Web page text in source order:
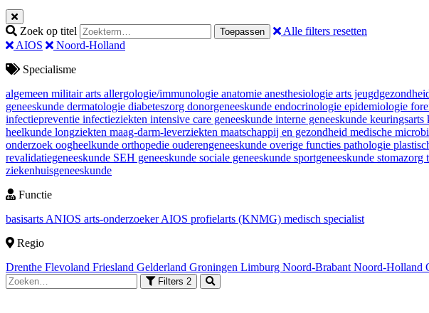
Zoek op titel Toepassen
Alle filters resetten
AIOS
Noord-Holland
Specialisme
algemeen militair arts allergologie/immunologie anatomie anesthesiologie arts
geneeskunde dermatologie diabeteszorg donorgeneeskunde endocrinologie epidemiologie
infectiepreventie infectieziekten intensive care geneeskunde interne geneeskunde keuringsarts
heelkunde longziekten maag-darm-leverziekten maatschappij en gezondheid medische
onderzoek oogheelkunde orthopedie ouderengeneeskunde overige functies pathologie
revalidatiegeneeskunde SEH geneeskunde sociale geneeskunde sportgeneeskunde stomazorg
ziekenhuisgeneeskunde
Functie
basisarts ANIOS arts-onderzoekerAIOS profielarts (KNMG) medisch specialist
Regio
Drenthe Flevoland Friesland Gelderland Groningen Limburg Noord-Brabant Noord-Holland
Filters 2